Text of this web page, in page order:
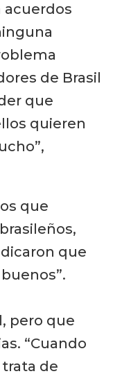
acuerdos
de Brasil
que
quieren
que
que
pero que
“Cuando
de